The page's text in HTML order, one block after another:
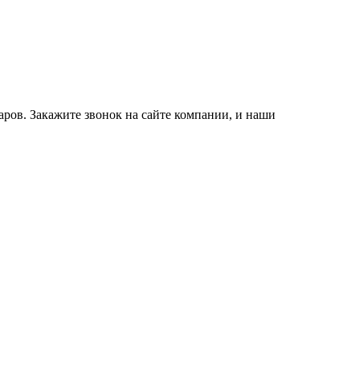
Закажите звонок на сайте компании, и наши